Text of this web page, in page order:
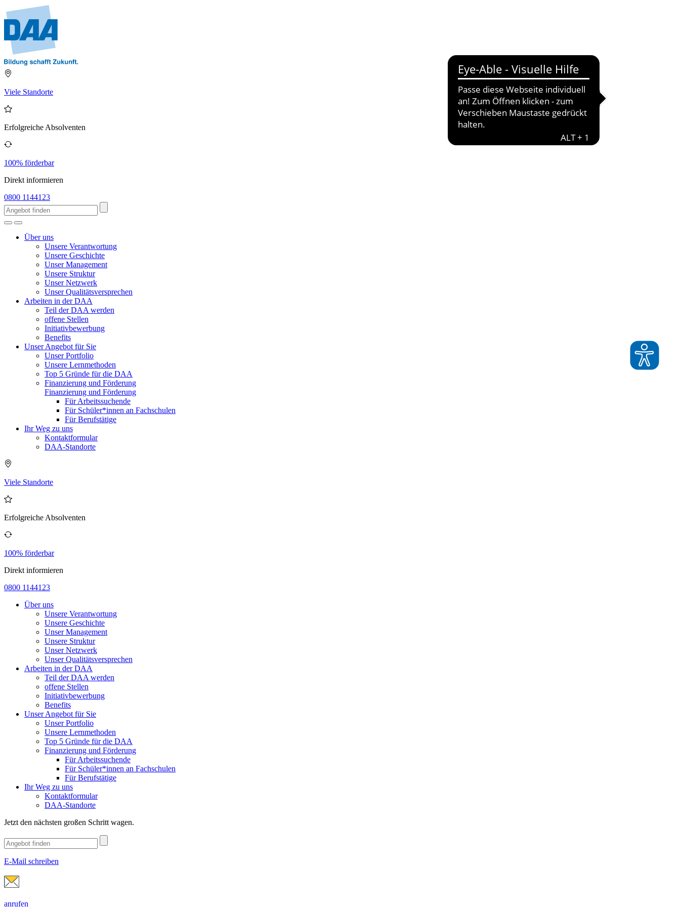
Viele Standorte
Erfolgreiche Absolventen
100% förderbar
Direkt informieren
0800 1144123
Über uns
Unsere Verantwortung
Unsere Geschichte
Unser Management
Unsere Struktur
Unser Netzwerk
Unser Qualitätsversprechen
Arbeiten in der DAA
Teil der DAA werden
offene Stellen
Initiativbewerbung
Benefits
Unser Angebot für Sie
Unser Portfolio
Unsere Lernmethoden
Top 5 Gründe für die DAA
Finanzierung und Förderung
Finanzierung und Förderung
Für Arbeitssuchende
Für Schüler*innen an Fachschulen
Für Berufstätige
Ihr Weg zu uns
Kontaktformular
DAA-Standorte
Viele Standorte
Erfolgreiche Absolventen
100% förderbar
Direkt informieren
0800 1144123
Über uns
Unsere Verantwortung
Unsere Geschichte
Unser Management
Unsere Struktur
Unser Netzwerk
Unser Qualitätsversprechen
Arbeiten in der DAA
Teil der DAA werden
offene Stellen
Initiativbewerbung
Benefits
Unser Angebot für Sie
Unser Portfolio
Unsere Lernmethoden
Top 5 Gründe für die DAA
Finanzierung und Förderung
Für Arbeitssuchende
Für Schüler*innen an Fachschulen
Für Berufstätige
Ihr Weg zu uns
Kontaktformular
DAA-Standorte
Jetzt den nächsten großen Schritt wagen.
E-Mail schreiben
anrufen